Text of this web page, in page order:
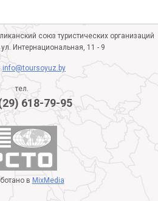
союз туристических организаций
Интернациональная, 11 - 9
info@toursoyuz.by
тел.
618-79-95
в MixMedia